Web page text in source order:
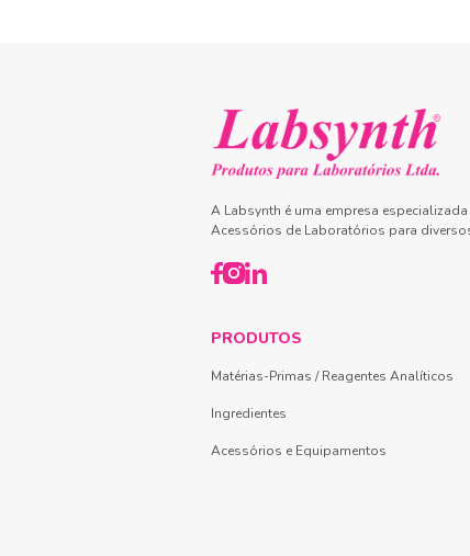
A Labsynth é uma empresa
Acessórios de Laboratórios para
PRODUTOS
Matérias-Primas / Reagentes Analíticos
Ingredientes
Acessórios e Equipamentos